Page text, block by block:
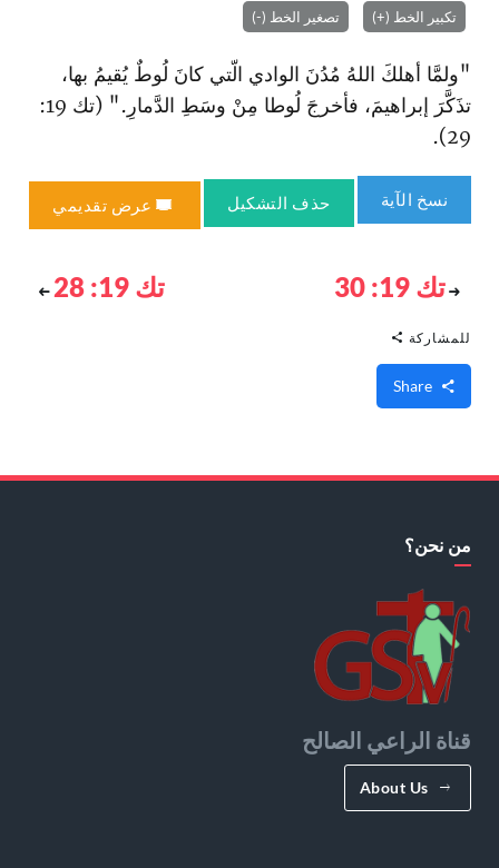
تكبير الخط (+) تصغير الخط (-)
"ولمَّا أهلكَ اللهُ مُدُنَ الوادي الّتي كانَ لُوطٌ يُقيمُ بها،
تذَكَّرَ إبراهيمَ، فأخرجَ لُوطا مِنْ وسَطِ الدَّمارِ." (تك 19:
29).
نسخ الآية حذف التشكيل عرض تقديمي
تك 19: 30 تك 19: 28
للمشاركة
من نحن؟
قناة الراعي الصالح
About Us